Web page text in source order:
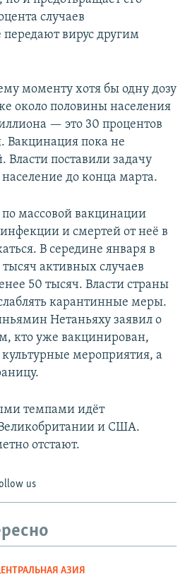
случаев
вирус другим
моменту хотя бы одну дозу
около половины населения
— это 30 процентов
Вакцинация пока не
Власти поставили задачу
население до конца марта.
массовой вакцинации
и смертей от неё в
В середине января в
активных случаев
50 тысяч. Власти страны
карантинные меры.
Нетаньяху заявил о
кто уже вакцинирован,
мероприятия, а
темпами идёт
и США.
отстают.
us
АЗИЯ